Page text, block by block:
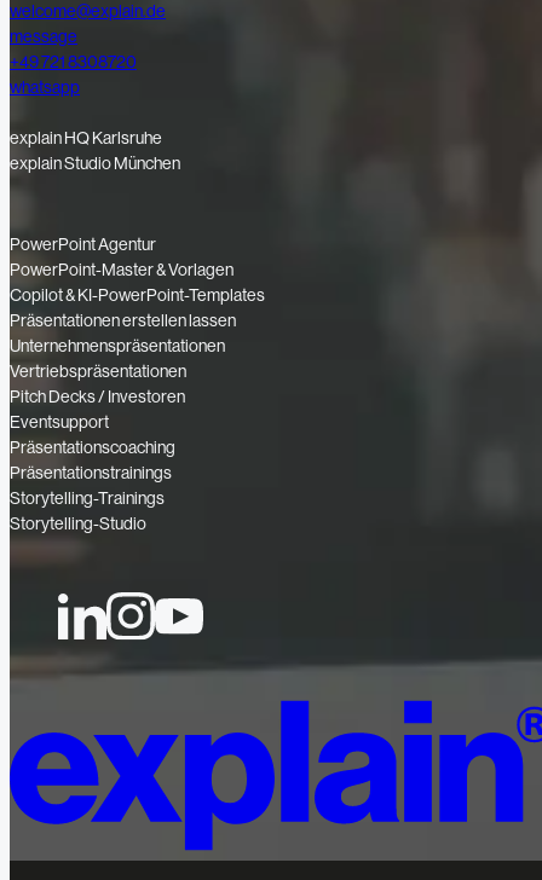
welcome@explain.de
message
+49 721 8308720
whatsapp
explain HQ Karlsruhe
explain Studio München
PowerPoint Agentur
PowerPoint-Master & Vorlagen
Copilot & KI-PowerPoint-Templates
Präsentationen erstellen lassen
Unternehmenspräsentationen
Vertriebspräsentationen
Pitch Decks / Investoren
Eventsupport
Präsentationscoaching
Präsentationstrainings
Storytelling-Trainings
Storytelling-Studio